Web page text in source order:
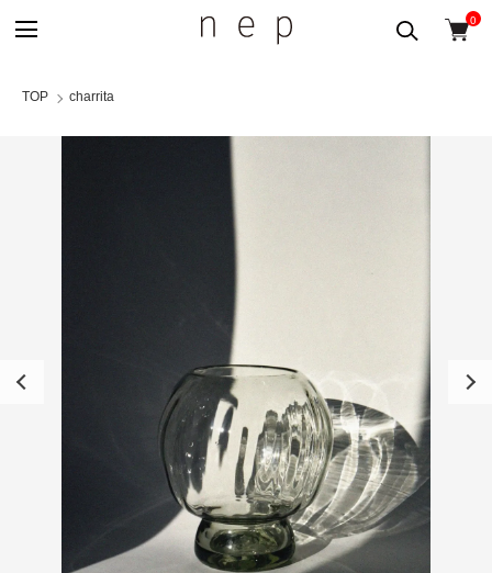
0
TOP charrita